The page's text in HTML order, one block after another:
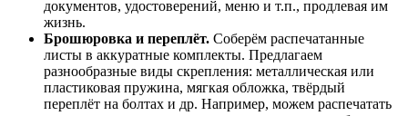
документов, удостоверений, меню и т.п., продлевая им
жизнь.
Брошюровка и переплёт. Соберём распечатанные
листы в аккуратные комплекты. Предлагаем
разнообразные виды скрепления: металлическая или
пластиковая пружина, мягкая обложка, твёрдый
переплёт на болтах и др. Например, можем распечатать